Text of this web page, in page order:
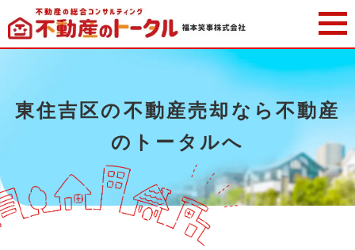
東住吉区の不動産売却なら不動産
のトータルへ